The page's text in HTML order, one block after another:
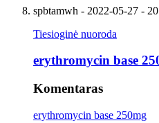
spbtamwh - 2022-05-27 -
Tiesioginė nuoroda
erythromycin base
Komentaras
erythromycin base 250mg